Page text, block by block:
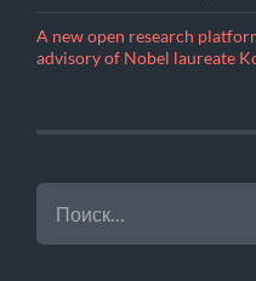
A new open research
advisory of Nobel laureate
НАЙТИ: